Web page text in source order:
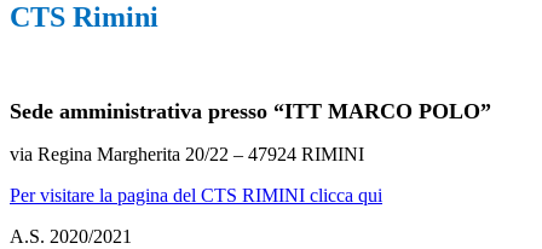
CTS Rimini
Sede amministrativa presso “ITT MARCO POLO”
via Regina Margherita 20/22 – 47924 RIMINI
Per visitare la pagina del CTS RIMINI clicca qui
A.S. 2020/2021